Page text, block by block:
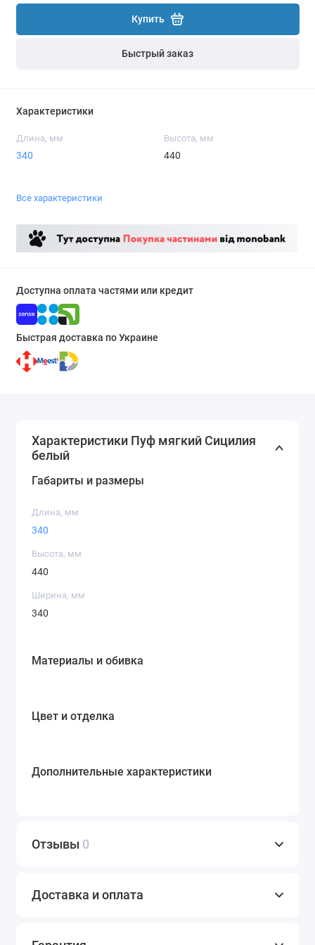
Купить
Быстрый заказ
Характеристики
Длина, мм
340
Высота, мм
440
Все характеристики
Доступна оплата частями или кредит
Быстрая доставка по Украине
Характеристики Пуф мягкий Сицилия
белый
Габариты и размеры
Длина, мм
340
Высота, мм
440
Ширина, мм
340
Материалы и обивка
Цвет и отделка
Дополнительные характеристики
Отзывы 0
Доставка и оплата